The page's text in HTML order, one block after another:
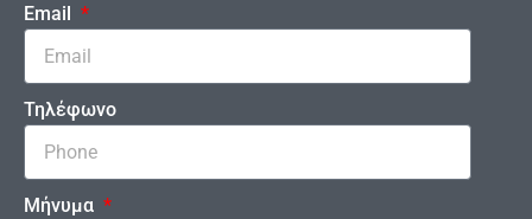
Email
Τηλέφωνο
Μήνυμα